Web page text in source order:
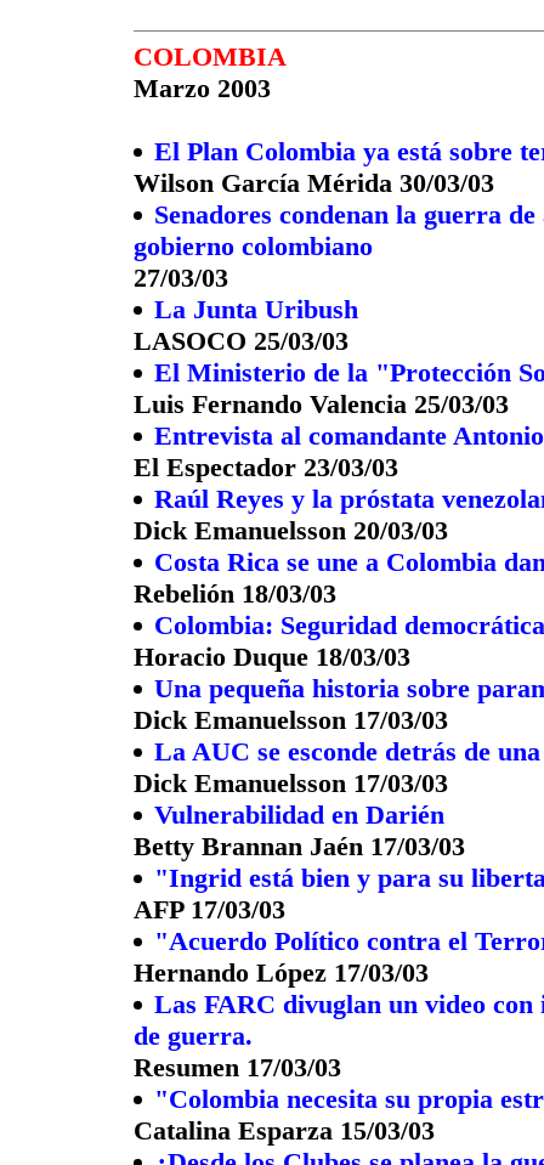
COLOMBIA
Marzo 2003
El Plan Colombia ya está sobre
Wilson García Mérida 30/03/03
Senadores condenan la guerra
gobierno colombiano
27/03/03
La Junta Uribush
LASOCO 25/03/03
El Ministerio de la "Protección
Luis Fernando Valencia 25/03/03
Entrevista al comandante
El Espectador 23/03/03
Raúl Reyes y la próstata
Dick Emanuelsson 20/03/03
Costa Rica se une a Colombia
Rebelión 18/03/03
Colombia: Seguridad democrática
Horacio Duque 18/03/03
Una pequeña historia sobre
Dick Emanuelsson 17/03/03
La AUC se esconde detrás de
Dick Emanuelsson 17/03/03
Vulnerabilidad en Darién
Betty Brannan Jaén 17/03/03
"Ingrid está bien y para su
AFP 17/03/03
"Acuerdo Político contra el
Hernando López 17/03/03
Las FARC divuglan un video
de guerra.
Resumen 17/03/03
"Colombia necesita su propia
Catalina Esparza 15/03/03